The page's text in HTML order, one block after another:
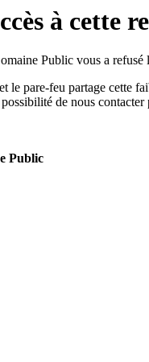
à cette
Public vous a refusé
le pare-feu partage cette
de nous
Public